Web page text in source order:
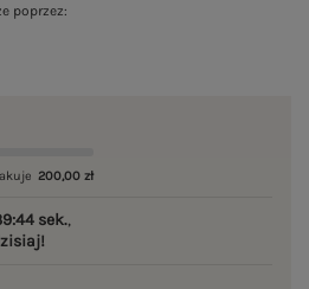
poprzez:
200,00 zł
sek.,